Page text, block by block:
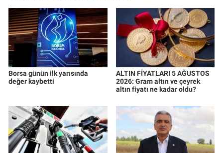
Borsa günün ilk yarısında
değer kaybetti
ALTIN FİYATLARI 5 AĞUSTOS
2026: Gram altın ve çeyrek
altın fiyatı ne kadar oldu?